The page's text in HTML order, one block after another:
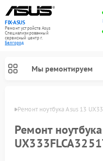
FIX-ASUS
Ремонт устройств Asus
Специализированный
cервисный центр г.
Белгород
Мы ремонтируем
Ремонт ноутбука Asus 13
Ремонт